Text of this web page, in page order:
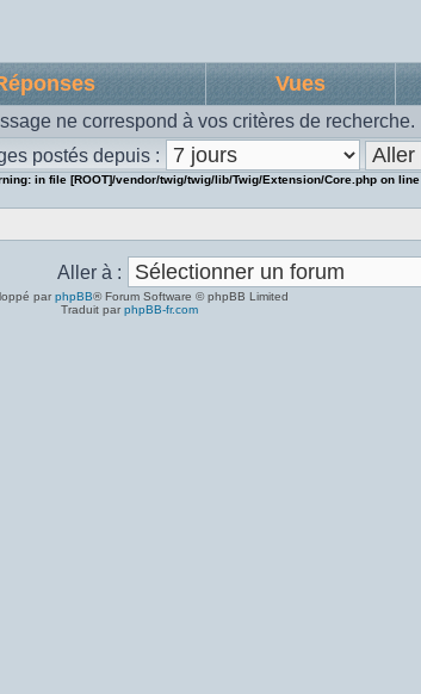
Vues
ne correspond à vos critères de recherche.
postés depuis :
: in file [ROOT]/vendor/twig/twig/lib/Twig/Extension/Core.php on line
Aller à :
par phpBB® Forum Software © phpBB Limited
Traduit par phpBB-fr.com